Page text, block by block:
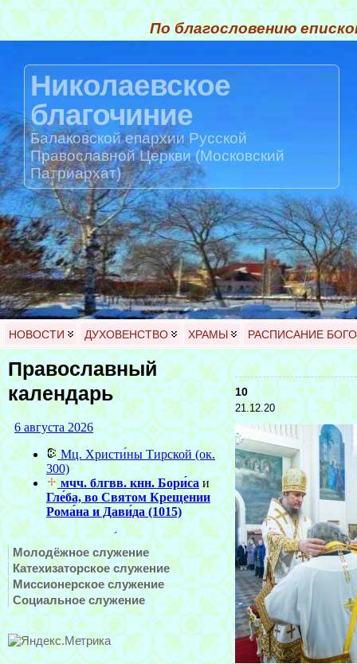
По благословению
Николаевское
благочиние
Балаковской епархии Русской
Православной Церкви (Московский
Патриархат)
НОВОСТИ ДУХОВЕНСТВО ХРАМЫ РАСПИСАНИЕ
Православный
календарь
Молодёжное служение
Катехизаторское служение
Миссионерское служение
Социальное служение
10
21.12.20